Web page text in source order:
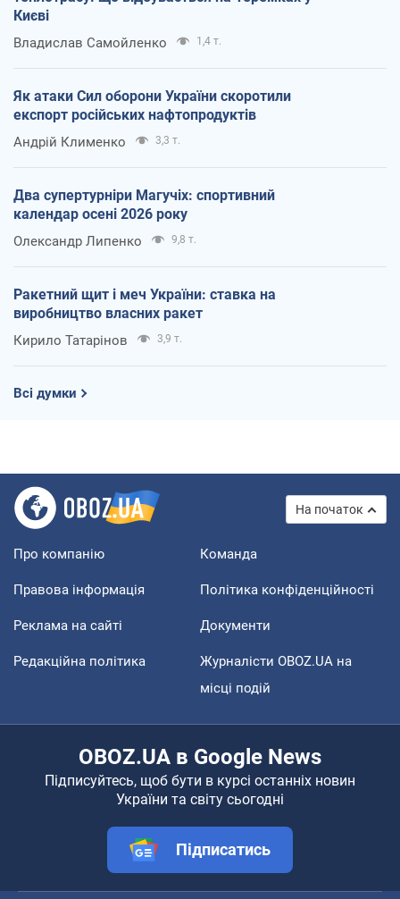
Києві
Владислав Самойленко 1,4 т.
Як атаки Сил оборони України скоротили
експорт російських нафтопродуктів
Андрій Клименко 3,3 т.
Два супертурніри Магучіх: спортивний
календар осені 2026 року
Олександр Липенко 9,8 т.
Ракетний щит і меч України: ставка на
виробництво власних ракет
Кирило Татарінов 3,9 т.
Всі думки
На початок
Про компанію Команда
Правова інформація Політика конфіденційності
Реклама на сайті Документи
Редакційна політика
Журналісти OBOZ.UA на
місці подій
OBOZ.UA в Google News
Підписуйтесь, щоб бути в курсі останніх новин
України та світу сьогодні
Підписатись